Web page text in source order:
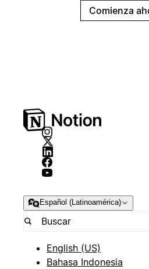
Comienza
Español (Latinoamérica)
English (US)
Bahasa Indonesia